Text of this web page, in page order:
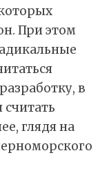
При этом
в
считать
глядя на